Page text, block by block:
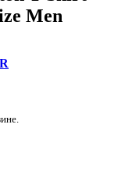
Men